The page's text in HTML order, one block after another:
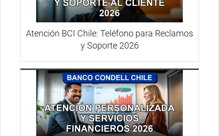
Atención BCI Chile: Teléfono para Reclamos
y Soporte 2026